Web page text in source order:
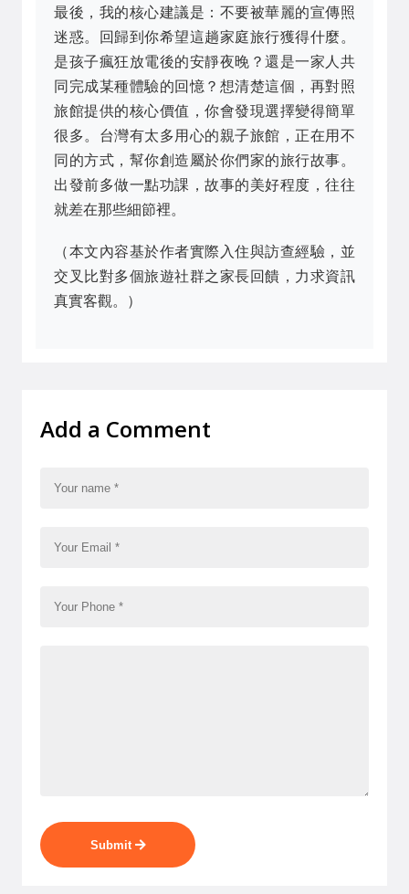
最後，我的核心建議是：不要被華麗的宣傳照
迷惑。回歸到你希望這趟家庭旅行獲得什麼。
是孩子瘋狂放電後的安靜夜晚？還是一家人共
同完成某種體驗的回憶？想清楚這個，再對照
旅館提供的核心價值，你會發現選擇變得簡單
很多。台灣有太多用心的親子旅館，正在用不
同的方式，幫你創造屬於你們家的旅行故事。
出發前多做一點功課，故事的美好程度，往往
就差在那些細節裡。
（本文內容基於作者實際入住與訪查經驗，並
交叉比對多個旅遊社群之家長回饋，力求資訊
真實客觀。）
Add a Comment
Submit